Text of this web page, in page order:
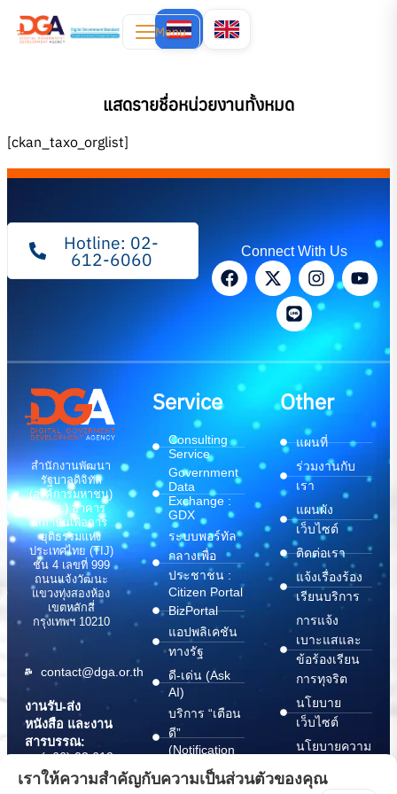
Menu
แสดรายชื่อหน่วยงานทั้งหมด
[ckan_taxo_orglist]
Hotline: 02-
612-6060 Connect With Us
สำนักงานพัฒนา
รัฐบาลดิจิทัล
(องค์การมหาชน)
(สพร.) อาคาร
สถาบันเพื่อการ
ยุติธรรมแห่ง
ประเทศไทย (TIJ)
ชั้น 4 เลขที่ 999
ถนนแจ้งวัฒนะ
แขวงทุ่งสองห้อง
เขตหลักสี่
กรุงเทพฯ 10210
contact@dga.or.th
งานรับ-ส่ง
หนังสือ และงาน
สารบรรณ:
(+66) 02 612
6000
saraban@dga.or.th
Service
Consulting
Service
Government
Data
Exchange :
GDX
ระบบพอร์ทัล
กลางเพื่อ
ประชาชน :
Citizen Portal
BizPortal
แอปพลิเคชัน
ทางรัฐ
ดี-เด่น (Ask
AI)
บริการ “เตือน
ดี”
(Notification
บริการ
Other
แผนที่
ร่วมงานกับ
เรา
แผนผัง
เว็บไซต์
ติดต่อเรา
แจ้งเรื่องร้อง
เรียนบริการ
การแจ้ง
เบาะแสและ
ข้อร้องเรียน
การทุจริต
นโยบาย
เว็บไซต์
นโยบายความ
ปลอดภัย
เราให้ความสำคัญกับความเป็นส่วนตัวของคุณ